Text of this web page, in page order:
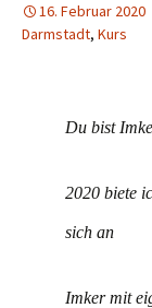
16. Februar 2020
Darmstadt, Kurs
Du bist
2020 biete
sich an
Imker mit